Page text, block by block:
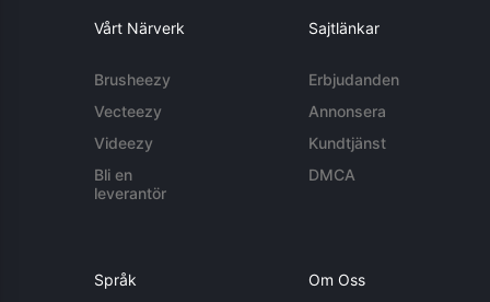
Vårt Närverk
Brusheezy
Vecteezy
Videezy
Bli en
leverantör
Sajtlänkar
Erbjudanden
Annonsera
Kundtjänst
DMCA
Språk Om Oss